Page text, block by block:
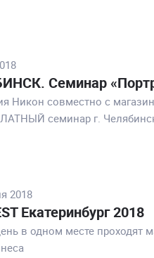
Семинар
Никон совместно с
семинар г.
2018
Екатеринбург 2018
в одном месте проходят